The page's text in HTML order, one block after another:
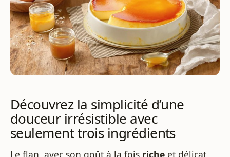
Découvrez la simplicité d’une
douceur irrésistible avec
seulement trois ingrédients
Le flan, avec son goût à la fois riche et délicat,